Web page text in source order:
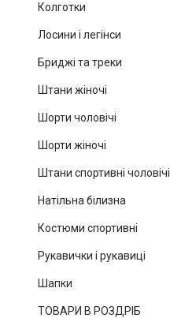
Колготки
Лосини і легінси
Бриджі та треки
Штани жіночі
Шорти чоловічі
Шорти жіночі
Штани спортивні чоловічі
Натільна білизна
Костюми спортивні
Рукавички і рукавиці
Шапки
ТОВАРИ В РОЗДРІБ